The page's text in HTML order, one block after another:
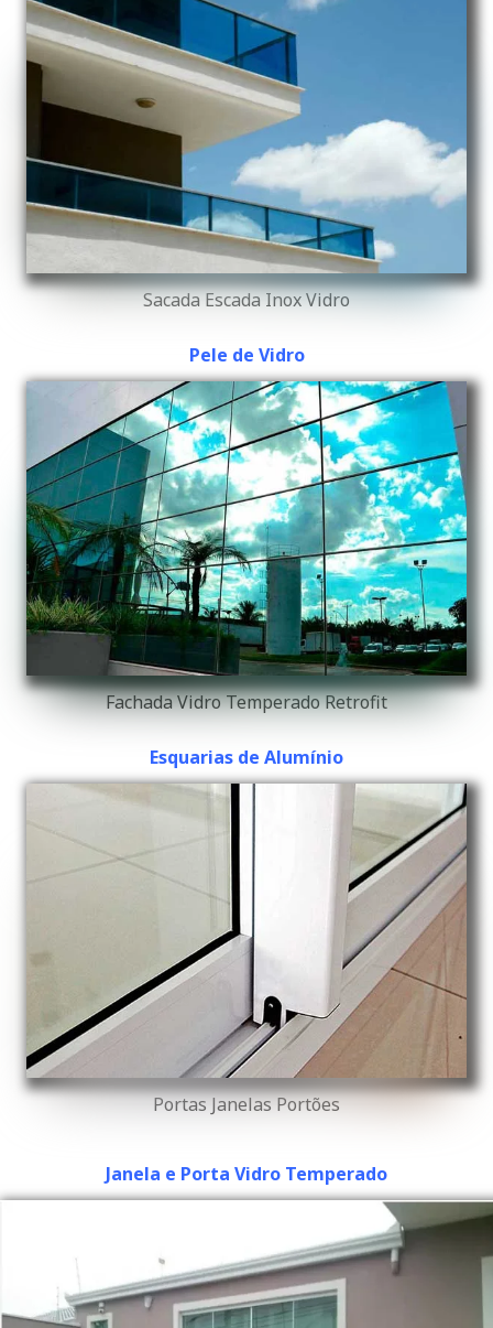
Sacada Escada Inox Vidro
Pele de Vidro
Fachada Vidro Temperado Retrofit
Esquarias de Alumínio
Portas Janelas Portões
Janela e Porta Vidro Temperado